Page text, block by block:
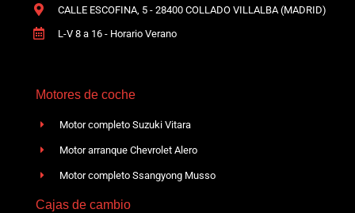
CALLE ESCOFINA, 5 - 28400 COLLADO VILLALBA (MADRID)
L-V 8 a 16 - Horario Verano
Motores de coche
Motor completo Suzuki Vitara
Motor arranque Chevrolet Alero
Motor completo Ssangyong Musso
Cajas de cambio